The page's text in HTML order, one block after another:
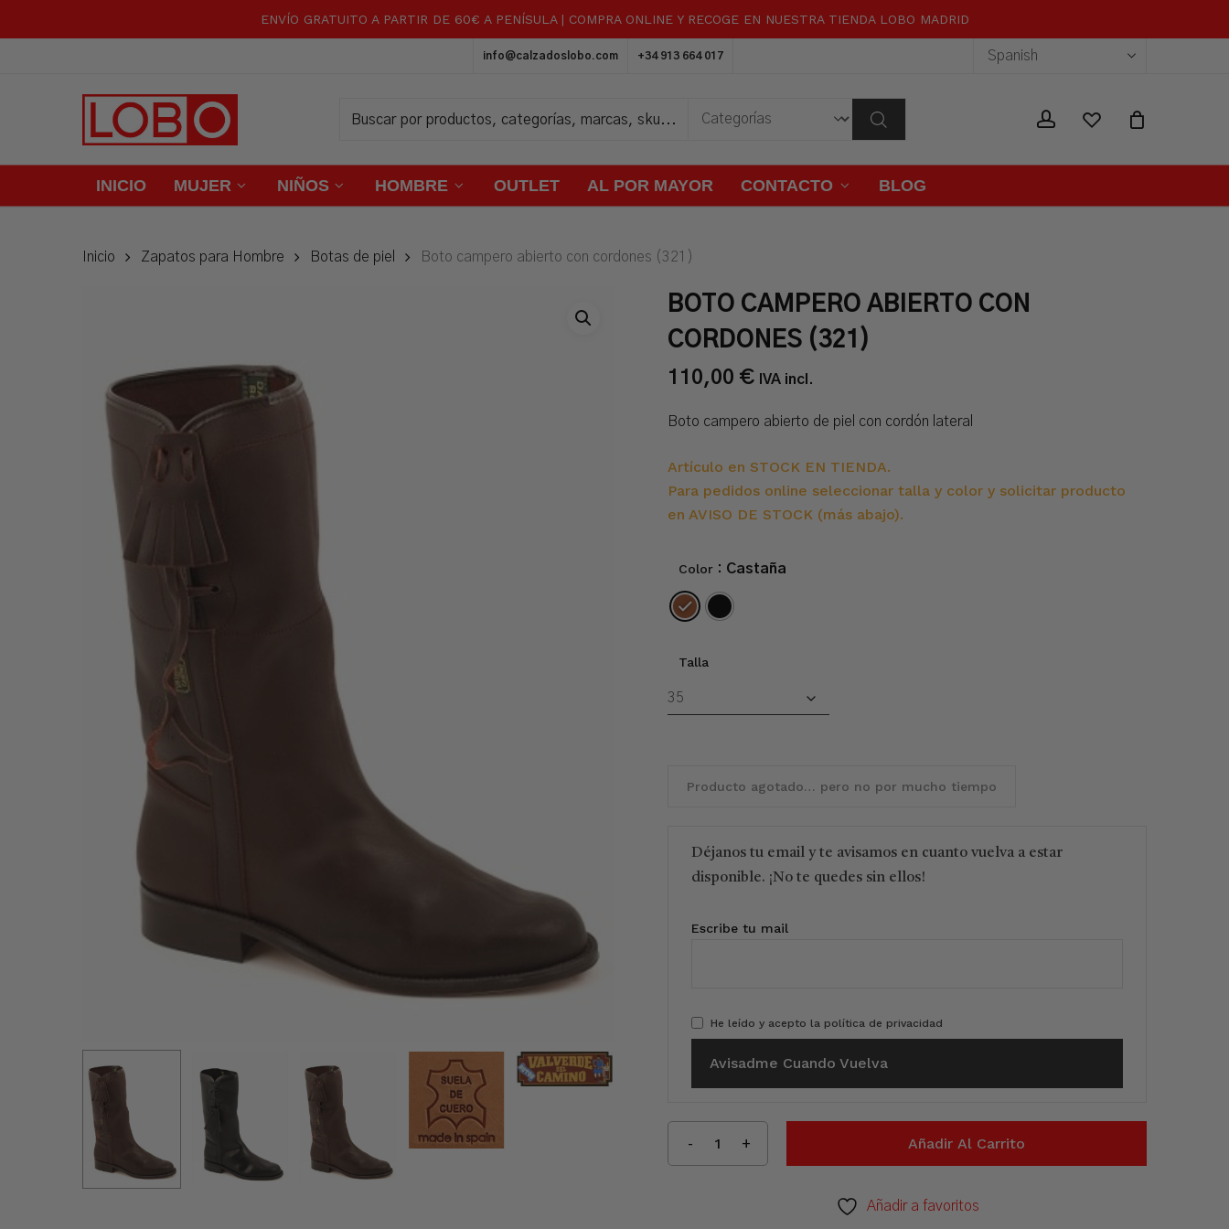
ENVÍO GRATUITO A PARTIR DE 60€ A PENÍSULA | COMPRA ONLINE Y RECOGE EN NUESTRA TIENDA LOBO MADRID
info@calzadoslobo.com +34 913 664 017
accountwishlist
INICIO MUJER NIÑOS HOMBRE OUTLET AL POR MAYOR CONTACTO BLOG
Carrito Close
Inicio Zapatos para Hombre Botas de piel Boto campero abierto con cordones (321)
BOTO CAMPERO ABIERTO CON
CORDONES (321)
110,00 € IVA incl.
Boto campero abierto de piel con cordón lateral
Artículo en STOCK EN TIENDA.
Para pedidos online seleccionar talla y color y solicitar producto
en AVISO DE STOCK (más abajo).
Color : Castaña
Talla
Producto agotado… pero no por mucho tiempo
Déjanos tu email y te avisamos en cuanto vuelva a estar
disponible. ¡No te quedes sin ellos!
Escribe tu mail
He leído y acepto la política de privacidad
Avisadme Cuando Vuelva
Añadir Al Carrito
Añadir a favoritos